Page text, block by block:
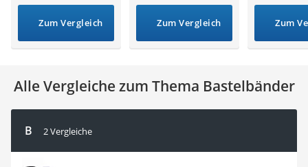
Zum Vergleich Zum Vergleich Zum
Alle Vergleiche zum Thema Bastelbänder
B 2 Vergleiche